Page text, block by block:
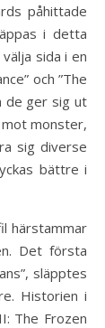
påhittade
i detta
sida i en
och ”The
de ger sig ut
monster,
sig diverse
bättre i
härstammar
Det första
släpptes
Historien i
The Frozen